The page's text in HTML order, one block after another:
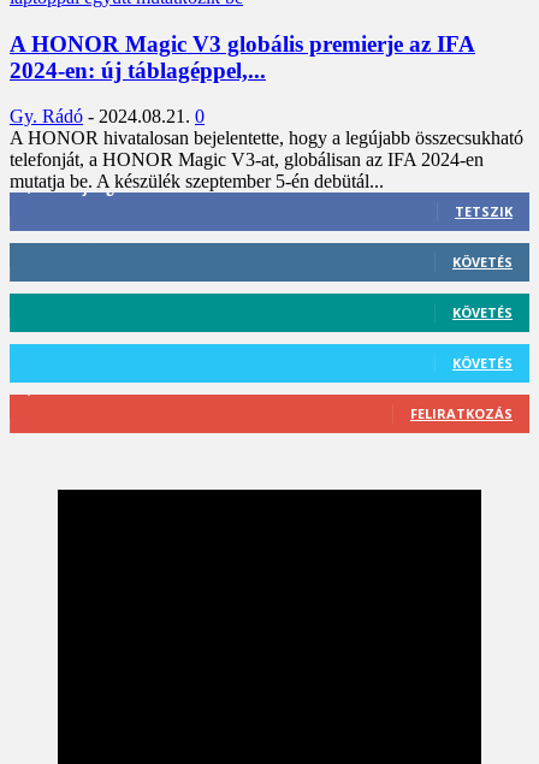
A HONOR Magic V3 globális premierje az IFA
2024-en: új táblagéppel,...
Gy. Rádó - 2024.08.21. 0
A HONOR hivatalosan bejelentette, hogy a legújabb összecsukható
telefonját, a HONOR Magic V3-at, globálisan az IFA 2024-en
mutatja be. A készülék szeptember 5-én debütál...
3,452 Rajongók
TETSZIK
KÖVETÉS
KÖVETÉS
KÖVETÉS
FELIRATKOZÁS